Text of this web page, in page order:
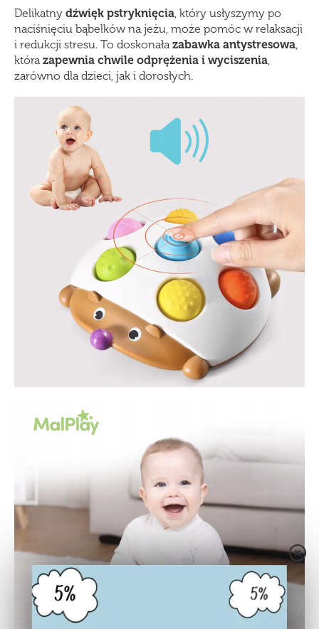
Delikatny dźwięk pstryknięcia, który usłyszymy po
naciśnięciu bąbelków na jeżu, może pomóc w relaksacji
i redukcji stresu. To doskonałazabawka antystresowa,
którazapewnia chwile odprężenia i wyciszenia,
zarówno dla dzieci, jak i dorosłych.